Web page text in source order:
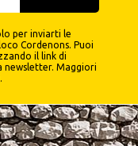
per inviarti le
Cordenons. Puoi
il link di
newsletter. Maggiori
.